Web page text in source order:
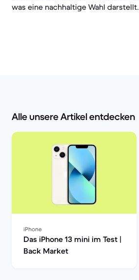
was eine nachhaltige Wahl darstellt.
Alle unsere Artikel entdecken
iPhone
Das iPhone 13 mini im Test |
Back Market